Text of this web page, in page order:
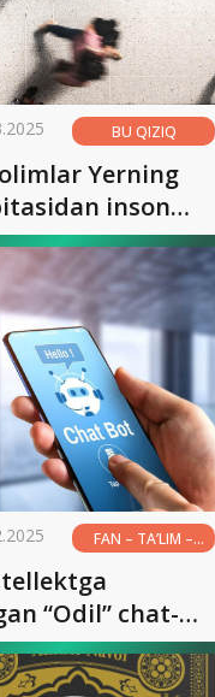
BU QIZIQ
Yerning
inson
aniqlay oladigan
eng kuchli
FAN – TA’LIM –
ISHLAB
“Odil” chat-
tushirildi